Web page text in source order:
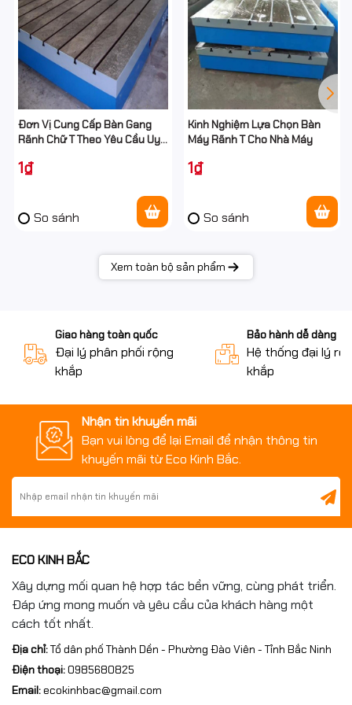
Việc bố trí rãnh hợp lý giúp tăng tính linh hoạt khi sử dụng và
tối ưu hóa không gian làm việc.
4. Thân bàn gang đúc
Thân bàn là phần kết cấu chính chịu toàn bộ tải trọng trong
quá trình sử dụng.
Thông thường sản phẩm được đúc từ các loại gang:
Phù hợp với các ứng dụng thông thường, tải trọng vừa phải.
Gang HT250
Là vật liệu phổ biến nhất hiện nay nhờ độ cứng tốt, khả năng
Gang HT300
Đơn Vị Cung Cấp Bàn Gang
Rãnh Chữ T Theo Yêu Cầu Uy
1₫
So sánh
Kinh Nghiệm Lựa Chọn Bàn
Máy Rãnh T Cho Nhà Máy
1₫
So sánh
Xem toàn bộ sản phẩm
Giao hàng toàn quốc
Đại lý phân phối rộng
khắp
Bảo hành dễ dàng
Hệ thống đại lý
khắp
Nhận tin khuyến mãi
Bạn vui lòng để lại Email để nhận thông tin
khuyến mãi từ Eco Kinh Bắc.
ECO KINH BẮC
Xây dựng mối quan hệ hợp tác bền vững, cùng phát triển.
Đáp ứng mong muốn và yêu cầu của khách hàng một
cách tốt nhất.
Địa chỉ:Tổ dân phố Thành Dền - Phường Đào Viên - Tỉnh Bắc Ninh
Điện thoại:0985680825
Email:ecokinhbac@gmail.com